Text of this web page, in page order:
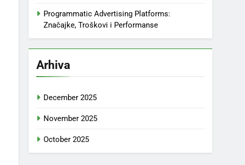
Programmatic Advertising Platforms:
Značajke, Troškovi i Performanse
Arhiva
December 2025
November 2025
October 2025